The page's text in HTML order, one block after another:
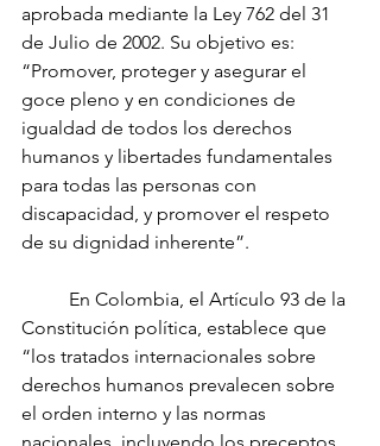
aprobada mediante la Ley 762 del 31
de Julio de 2002. Su objetivo es:
“Promover, proteger y asegurar el
goce pleno y en condiciones de
igualdad de todos los derechos
humanos y libertades fundamentales
para todas las personas con
discapacidad, y promover el respeto
de su dignidad inherente”.
Constitución política, establece que
“los tratados internacionales sobre
derechos humanos prevalecen sobre
el orden interno y las normas